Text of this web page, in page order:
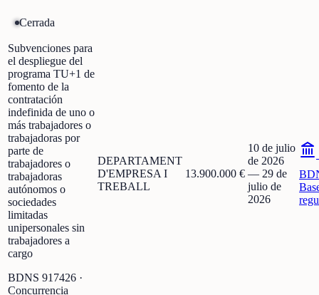
Cerrada
Subvenciones para
el despliegue del
programa TU+1 de
fomento de la
contratación
indefinida de uno o
más trabajadores o
trabajadoras por
parte de
trabajadores o
trabajadoras
autónomos o
sociedades
limitadas
unipersonales sin
trabajadores a
cargo
BDNS 917426 ·
Concurrencia
DEPARTAMENT
D'EMPRESA I
TREBALL
13.900.000 €
10 de julio
de 2026
— 29 de
julio de
2026